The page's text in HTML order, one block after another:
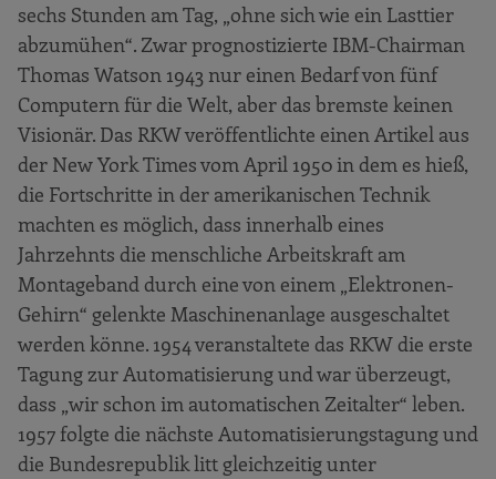
sechs Stunden am Tag, „ohne sich wie ein Lasttier
abzumühen“. Zwar prognostizierte IBM-Chairman
Thomas Watson 1943 nur einen Bedarf von fünf
Computern für die Welt, aber das bremste keinen
Visionär. Das RKW veröffentlichte einen Artikel aus
der New York Times vom April 1950 in dem es hieß,
die Fortschritte in der amerikanischen Technik
machten es möglich, dass innerhalb eines
Jahrzehnts die menschliche Arbeitskraft am
Montageband durch eine von einem „Elektronen-
Gehirn“ gelenkte Maschinenanlage ausgeschaltet
werden könne. 1954 veranstaltete das RKW die erste
Tagung zur Automatisierung und war überzeugt,
dass „wir schon im automatischen Zeitalter“ leben.
1957 folgte die nächste Automatisierungstagung und
die Bundesrepublik litt gleichzeitig unter